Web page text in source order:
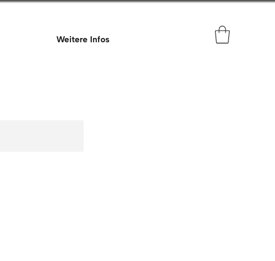
Weitere Infos